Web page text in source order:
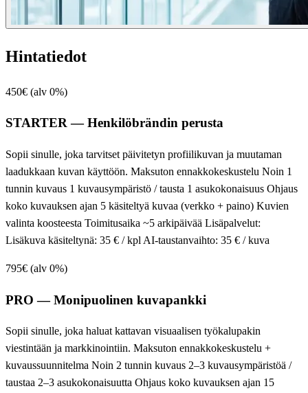
Hintatiedot
450€ (alv 0%)
STARTER — Henkilöbrändin perusta
Sopii sinulle, joka tarvitset päivitetyn profiilikuvan ja muutaman
laadukkaan kuvan käyttöön. Maksuton ennakkokeskustelu Noin 1
tunnin kuvaus 1 kuvausympäristö / tausta 1 asukokonaisuus Ohjaus
koko kuvauksen ajan 5 käsiteltyä kuvaa (verkko + paino) Kuvien
valinta koosteesta Toimitusaika ~5 arkipäivää Lisäpalvelut:
Lisäkuva käsiteltynä: 35 € / kpl AI-taustanvaihto: 35 € / kuva
795€ (alv 0%)
PRO — Monipuolinen kuvapankki
Sopii sinulle, joka haluat kattavan visuaalisen työkalupakin
viestintään ja markkinointiin. Maksuton ennakkokeskustelu +
kuvaussuunnitelma Noin 2 tunnin kuvaus 2–3 kuvausympäristöä /
taustaa 2–3 asukokonaisuutta Ohjaus koko kuvauksen ajan 15